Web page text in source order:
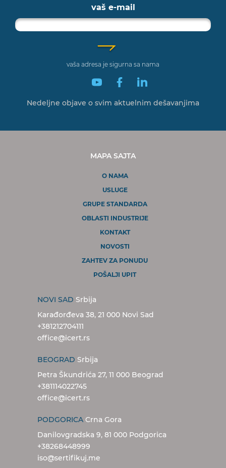
Nedeljne objave o svim aktuelnim dešavanjima
vaš e-mail
vaša adresa je sigurna sa nama
MAPA SAJTA
O NAMA
USLUGE
GRUPE STANDARDA
OBLASTI INDUSTRIJE
KONTAKT
NOVOSTI
ZAHTEV ZA PONUDU
POŠALJI UPIT
NOVI SAD Srbija
Karađorđeva 38, 21 000 Novi Sad
+381212704111
office@icert.rs
BEOGRAD Srbija
Petra Škundrića 27, 11 000 Beograd
+381114022745
office@icert.rs
PODGORICA Crna Gora
Danilovgradska 9, 81 000 Podgorica
+38268448999
iso@sertifikuj.me